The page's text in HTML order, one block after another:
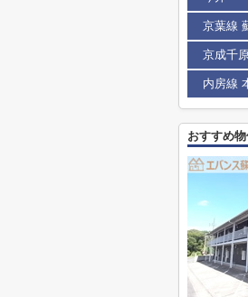
京葉線
京成千
内房線
おすすめ